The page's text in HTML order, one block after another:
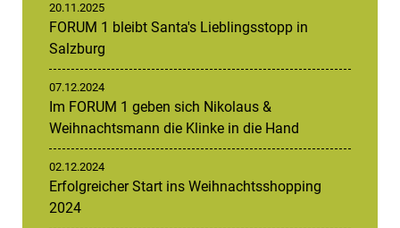
20.11.2025
FORUM 1 bleibt Santa's Lieblingsstopp in
Salzburg
07.12.2024
Im FORUM 1 geben sich Nikolaus &
Weihnachtsmann die Klinke in die Hand
02.12.2024
Erfolgreicher Start ins Weihnachtsshopping
2024